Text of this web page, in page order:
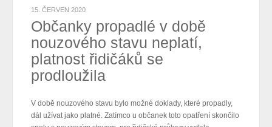
15. ČERVEN 2020
Občanky propadlé v době
nouzového stavu neplatí,
platnost řidičáků se
prodloužila
V době nouzového stavu bylo možné doklady, které propadly,
dál užívat jako platné. Zatímco u občanek toto opatření skončilo